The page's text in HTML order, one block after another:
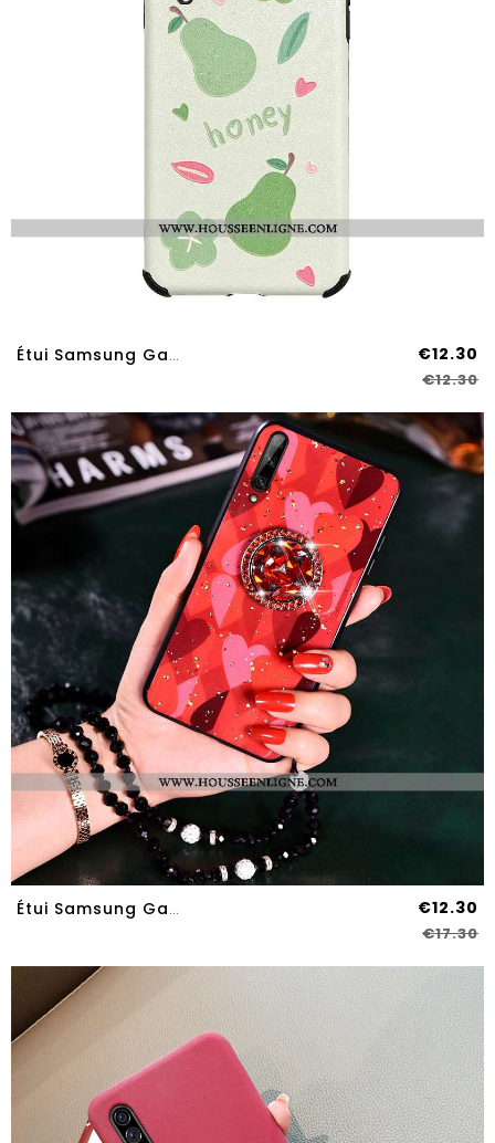
Étui Samsung Galaxy A70s Protection Personnalité Dessin Animé Téléphone Portable Étoile Blanc Net Ro €12.30
€12.30
Étui Samsung Galaxy A70s Personnalité Charmant Silicone Incassable Net Rouge Étoile Coque €12.30
€17.30